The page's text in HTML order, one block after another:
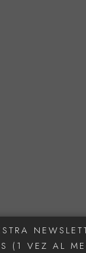
(1 VEZ AL